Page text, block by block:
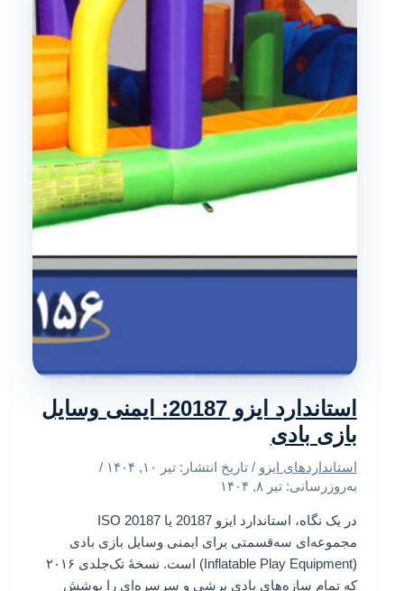
استاندارد ایزو 20187: ایمنی وسایل
بازی بادی
استانداردهای ایزو / تاریخ انتشار: تیر ۱۰, ۱۴۰۴
/
به‌روزرسانی: تیر ۸, ۱۴۰۴
در یک نگاه، استاندارد ایزو 20187 یا ISO 20187
مجموعه‌ای سه‌قسمتی برای ایمنی وسایل بازی بادی
(Inflatable Play Equipment) است. نسخهٔ تک‌جلدی ۲۰۱۶
که تمام سازه‌های بادی پرشی و سرسره‌ای را پوشش